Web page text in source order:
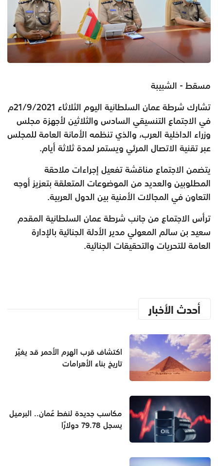
مسقط - الشبيبة
تشارك شرطة عمان السلطانية اليوم الثلاثاء 21/9/2021م
في الاجتماع التنسيقي السادس والثلاثين لأجهزة مجلس
وزراء الداخلية العرب، والذي تنظمه الأمانة العامة للمجلس
عبر تقنية الاتصال المرئي ويستمر لمدة ثلاثة أيام.
يتضمن الاجتماع مناقشة تفعيل إجراءات ملاحقة
المطلوبين والعديد من الموضوعات المتعلقة بتعزيز أوجه
التعاون في المجالات الأمنية بين الدول العربية.
ترأس الاجتماع من جانب شرطة عمان السلطانية المقدم
سعيد بن سالم المعولي مدير الأدلة الجنائية بالإدارة
العامة للتحريات والتحقيقات الجنائية.
أحدث الأخبار
اكتشاف قرب الهرم الأحمر قد يغيّر
تاريخ بناء الأهرامات
مكاسب جديدة لنفط عُمان.. البرميل
يسجل 79.78 دولارًا